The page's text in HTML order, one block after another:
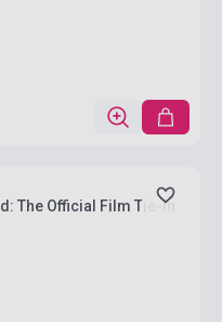
The Official Film Tie-In